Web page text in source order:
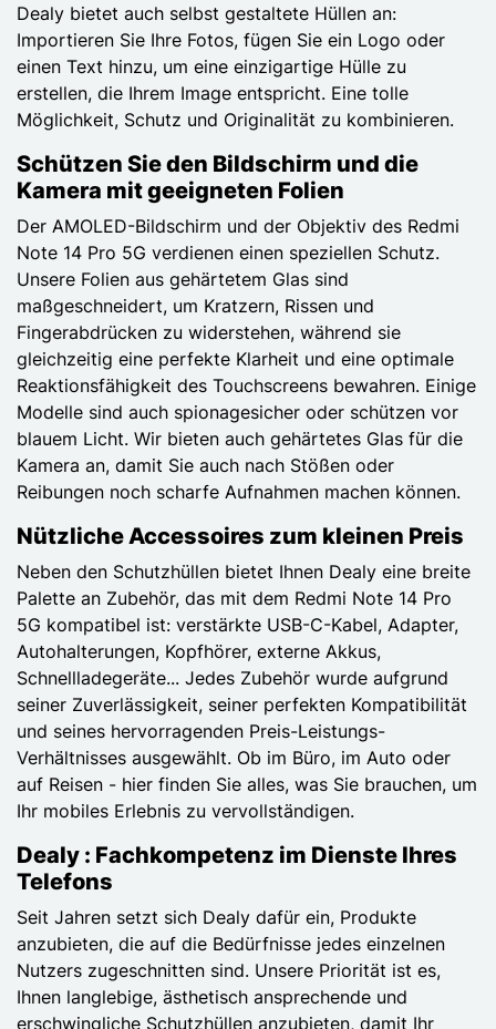
Dealy bietet auch selbst gestaltete Hüllen an:
Importieren Sie Ihre Fotos, fügen Sie ein Logo oder
einen Text hinzu, um eine einzigartige Hülle zu
erstellen, die Ihrem Image entspricht. Eine tolle
Möglichkeit, Schutz und Originalität zu kombinieren.
Schützen Sie den Bildschirm und die
Kamera mit geeigneten Folien
Der AMOLED-Bildschirm und der Objektiv des Redmi
Note 14 Pro 5G verdienen einen speziellen Schutz.
Unsere Folien aus gehärtetem Glas sind
maßgeschneidert, um Kratzern, Rissen und
Fingerabdrücken zu widerstehen, während sie
gleichzeitig eine perfekte Klarheit und eine optimale
Reaktionsfähigkeit des Touchscreens bewahren. Einige
Modelle sind auch spionagesicher oder schützen vor
blauem Licht. Wir bieten auch gehärtetes Glas für die
Kamera an, damit Sie auch nach Stößen oder
Reibungen noch scharfe Aufnahmen machen können.
Nützliche Accessoires zum kleinen Preis
Neben den Schutzhüllen bietet Ihnen Dealy eine breite
Palette an Zubehör, das mit dem Redmi Note 14 Pro
5G kompatibel ist: verstärkte USB-C-Kabel, Adapter,
Autohalterungen, Kopfhörer, externe Akkus,
Schnellladegeräte... Jedes Zubehör wurde aufgrund
seiner Zuverlässigkeit, seiner perfekten Kompatibilität
und seines hervorragenden Preis-Leistungs-
Verhältnisses ausgewählt. Ob im Büro, im Auto oder
auf Reisen - hier finden Sie alles, was Sie brauchen, um
Ihr mobiles Erlebnis zu vervollständigen.
Dealy : Fachkompetenz im Dienste Ihres
Telefons
Seit Jahren setzt sich Dealy dafür ein, Produkte
anzubieten, die auf die Bedürfnisse jedes einzelnen
Nutzers zugeschnitten sind. Unsere Priorität ist es,
Ihnen langlebige, ästhetisch ansprechende und
erschwingliche Schutzhüllen anzubieten, damit Ihr